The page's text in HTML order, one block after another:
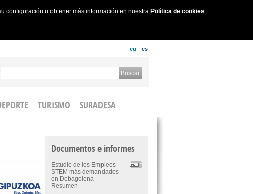
configuración u obtener más información en nuestra Política de cookies.
eu es
Search form
TURISMO
SURADESA
Documentos e informes
Estudio de los Empleos
STEM más demandados
en Debagoiena -
Resumen